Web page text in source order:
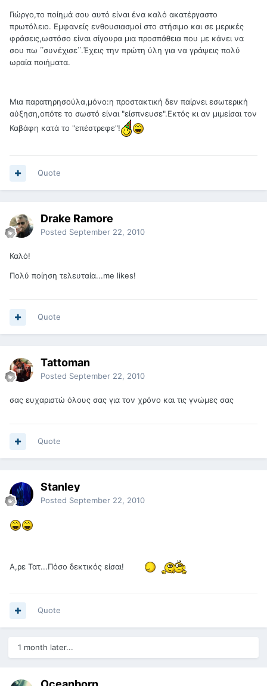
Γιώργο,το ποίημά σου αυτό είναι ένα καλό ακατέργαστο
πρωτόλειο. Εμφανείς ενθουσιασμοί στο στήσιμο και σε μερικές
φράσεις,ωστόσο είναι σίγουρα μια προσπάθεια που με κάνει να
σου πω ΄΄συνέχισε΄΄.Έχεις την πρώτη ύλη για να γράψεις πολύ
ωραία ποιήματα.
Μια παρατηρησούλα,μόνο:η προστακτική δεν παίρνει εσωτερική
αύξηση,οπότε το σωστό είναι "είσπνευσε".Εκτός κι αν μιμείσαι τον
Καβάφη κατά το "επέστρεφε"!
Quote
Drake Ramore
Posted September 22, 2010
Καλό!
Πολύ ποίηση τελευταία...me likes!
Quote
Tattoman
Posted September 22, 2010
σας ευχαριστώ όλους σας για τον χρόνο και τις γνώμες σας
Quote
Stanley
Posted September 22, 2010
Α,ρε Τατ...Πόσο δεκτικός είσαι!
Quote
1 month later...